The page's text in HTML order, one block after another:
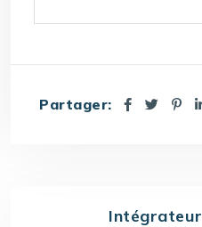
Partager:
Intégrateur